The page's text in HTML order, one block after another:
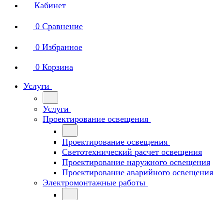
Кабинет
0 Сравнение
0 Избранное
0 Корзина
Услуги
Услуги
Проектирование освещения
Проектирование освещения
Светотехнический расчет освещения
Проектирование наружного освещения
Проектирование аварийного освещения
Электромонтажные работы